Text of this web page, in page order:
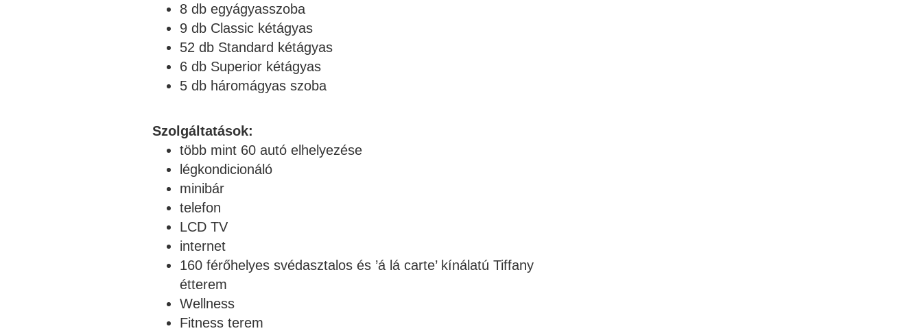
8 db egyágyasszoba
9 db Classic kétágyas
52 db Standard kétágyas
6 db Superior kétágyas
5 db háromágyas szoba
Szolgáltatások:
több mint 60 autó elhelyezése
légkondicionáló
minibár
telefon
LCD TV
internet
160 férőhelyes svédasztalos és ’á lá carte’ kínálatú Tiffany
étterem
Wellness
Fitness terem